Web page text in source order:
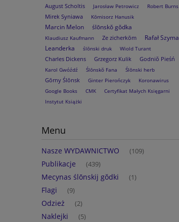
August Scholtis
Jarosław Petrowicz Robert Burns
Mirek Syniawa Kōmisorz Hanusik
Marcin Melon ślōnskŏ gŏdka
Klaudiusz Kaufmann Ze zicherkōm
Rafał Szyma
Leanderka
ślōnski druk Wiold Turant
Charles Dickens Grzegorz Kulik Godniŏ Pieśń
Karol Gwóźdź Ślōnskŏ Fana Ślōnski herb
Gōrny Ślōnsk Ginter Pierończyk
Koronawirus
Google Books
CMK
Certyfikat Małych Księgarni
Instytut Książki
Menu
Nasze WYDAWNICTWO (109)
Publikacje (439)
Mecynas ślōnskij gŏdki (1)
Flagi (9)
Odzież (2)
Naklejki (5)